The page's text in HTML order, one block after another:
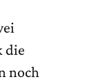
die
noch